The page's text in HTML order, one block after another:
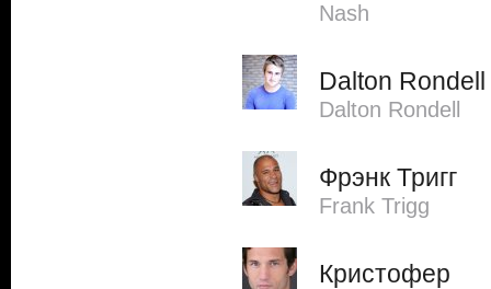
Nash
Dalton Rondell
Dalton Rondell
Фрэнк Тригг
Frank Trigg
Кристофер